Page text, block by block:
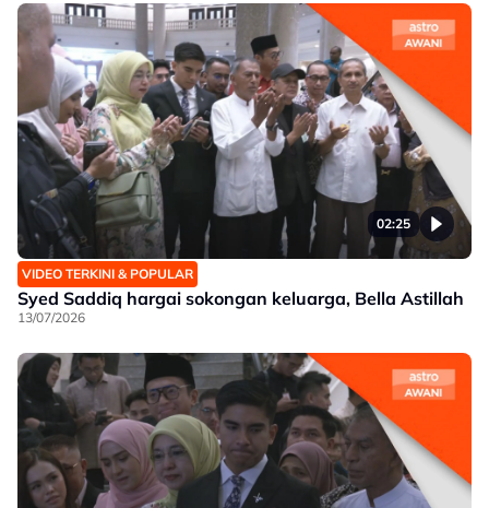
02:25
VIDEO TERKINI & POPULAR
Syed Saddiq hargai sokongan keluarga, Bella Astillah
13/07/2026